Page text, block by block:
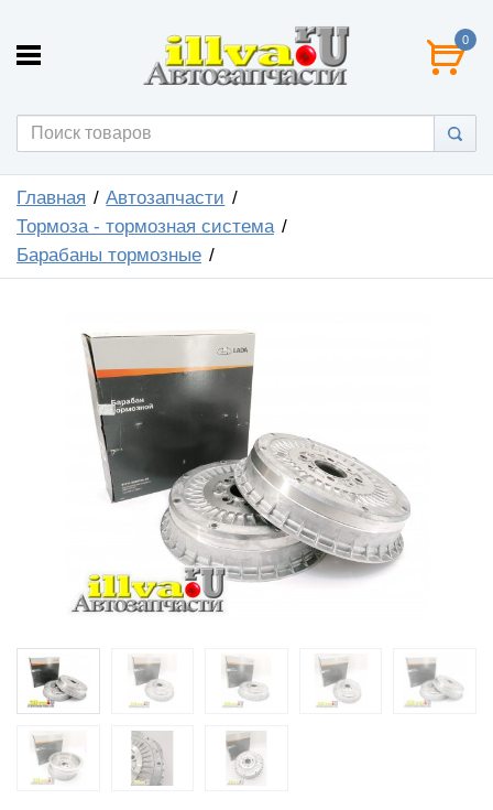
0
Главная
Автозапчасти
Тормоза - тормозная система
Барабаны тормозные